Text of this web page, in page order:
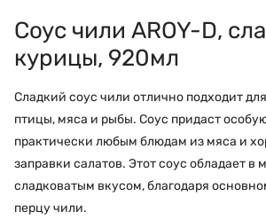
Соус чили AROY-D,
курицы, 920мл
Сладкий соус чили отлично подходит
птицы, мяса и рыбы. Соус придаст
практически любым блюдам из мяса и
заправки салатов. Этот соус обладает в
сладковатым вкусом, благодаря
перцу чили.